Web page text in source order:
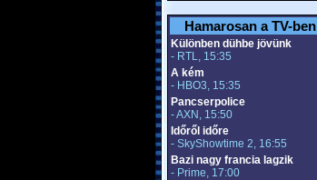
Hamarosan a TV-ben
Különben dühbe jövünk
- RTL, 15:35
A kém
- HBO3, 15:35
Pancserpolice
- AXN, 15:50
Időről időre
- SkyShowtime 2, 16:55
Bazi nagy francia lagzik
- Prime, 17:00